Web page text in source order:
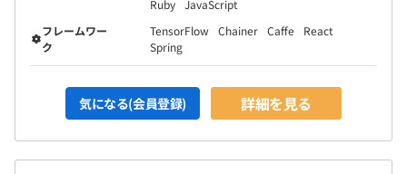
Ruby JavaScript
フレームワー
ク
TensorFlow Chainer Caffe
React
Spring
気になる(会員登録) 詳細を見る